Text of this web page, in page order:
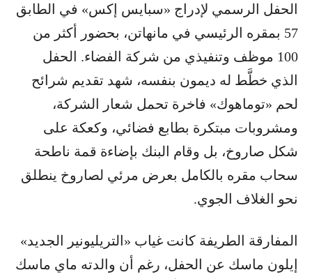
الحفل الرسمي لإدراج «سبايس إكس» في الطابق
57 بمقره الرئيسي في مانهاتن، بحضور أكثر من
100 موظف وتنفيذي من شركة الفضاء. الحفل
الذي خطَّط له ديمون بنفسه، شهد تقديم شرائح
لحم «توماهوك» فاخرة تحمل شعار الشركة،
ومشروبات مبتكرة بطابع فضائي، وكعكة على
شكل صاروخ، بل وقام البنك بإضاءة قمة ناطحة
سحاب مقره بالكامل بعرض مرئي لصاروخ ينطلق
نحو الغلاف الجوي.
المفارقة الطريفة كانت غياب «التريليونير الجديد»
إيلون ماسك عن الحفل، رغم أن والدته ماي ماسك